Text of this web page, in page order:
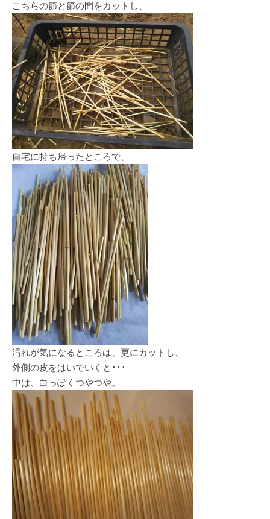
こちらの節と節の間をカットし、
自宅に持ち帰ったところで、
汚れが気になるところは、更にカットし、
外側の皮をはいでいくと･･･
中は、白っぽくつやつや。